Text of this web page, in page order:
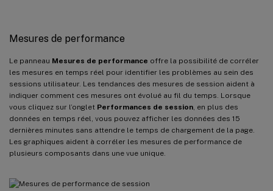
Mesures de performance
Le panneau Mesures de performance offre la possibilité de corréler
les mesures en temps réel pour identifier les problèmes au sein des
sessions utilisateur. Les tendances des mesures de session aident à
indiquer comment ces mesures ont évolué au fil du temps. Lorsque
vous cliquez sur l’onglet Performances de session , en plus des
données en temps réel, vous pouvez afficher les données des 15
dernières minutes sans attendre le temps de chargement de la page.
Les graphiques aident à corréler les mesures de performance de
plusieurs composants dans une vue unique.